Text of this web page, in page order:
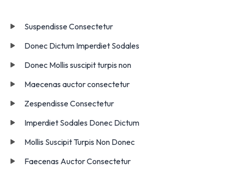
Suspendisse Consectetur
Donec Dictum Imperdiet Sodales
Donec Mollis suscipit turpis non
Maecenas auctor consectetur
Zespendisse Consectetur
Imperdiet Sodales Donec Dictum
Mollis Suscipit Turpis Non Donec
Faecenas Auctor Consectetur